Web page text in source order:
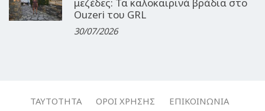
Ouzeri του GRL
30/07/2026
ΤΑΥΤΌΤΗΤΑ ΌΡΟΙ ΧΡΉΣΗΣ ΕΠΙΚΟΙΝΩΝΊΑ